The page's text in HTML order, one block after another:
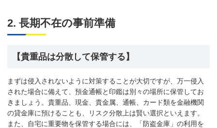
2. 長期不在の事前準備
【貴重品は分散して保管する】
まずは侵入されないように対策することが大切ですが、万一侵入
された場合に備えて、預金通帳と印鑑は別々の場所に保管してお
きましょう。貴重品、現金、貴金属、通帳、カード類を金融機関
の貸金庫に預けることも、リスク分散上は賢い選択といえます。
また、自宅に重要物を保管する場合には、「防盗金庫」の利用を